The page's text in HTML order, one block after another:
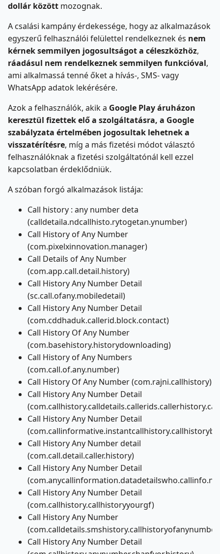
dollár között mozognak.
A csalási kampány érdekessége, hogy az alkalmazások
egyszerű felhasználói felülettel rendelkeznek és nem
kérnek semmilyen jogosultságot a céleszközhöz,
ráadásul nem rendelkeznek semmilyen funkcióval,
ami alkalmassá tenné őket a hívás-, SMS- vagy
WhatsApp adatok lekérésére.
Azok a felhasználók, akik a Google Play áruházon
keresztül fizettek elő a szolgáltatásra, a Google
szabályzata értelmében jogosultak lehetnek a
visszatérítésre, míg a más fizetési módot választó
felhasználóknak a fizetési szolgáltatónál kell ezzel
kapcsolatban érdeklődniük.
A szóban forgó alkalmazások listája:
Call history : any number deta
(calldetaila.ndcallhisto.rytogetan.ynumber)
Call History of Any Number
(com.pixelxinnovation.manager)
Call Details of Any Number
(com.app.call.detail.history)
Call History Any Number Detail
(sc.call.ofany.mobiledetail)
Call History Any Number Detail
(com.cddhaduk.callerid.block.contact)
Call History Of Any Number
(com.basehistory.historydownloading)
Call History of Any Numbers
(com.call.of.any.number)
Call History Of Any Number (com.rajni.callhistory)
Call History Any Number Detail
Call History Any Number Detail
Call History Any Number detail
(com.call.detail.caller.history)
Call History Any Number Detail
Call History Any Number Detail
(com.callhistory.callhistoryyourgf)
Call History Any Number
Call History Any Number Detail